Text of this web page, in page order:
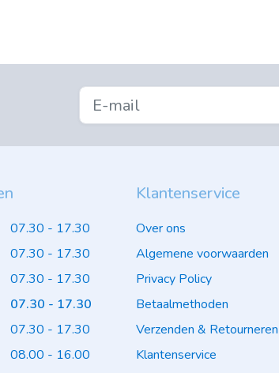
07.30 - 17.30
07.30 - 17.30
07.30 - 17.30
07.30 - 17.30
07.30 - 17.30
08.00 - 16.00
Klantenservice
Over ons
Algemene voorwaarden
Privacy Policy
Betaalmethoden
Verzenden & Retourneren
Klantenservice